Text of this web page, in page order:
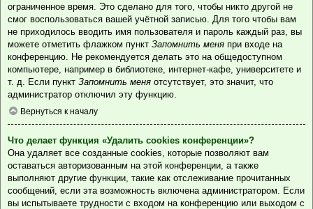
ограниченное время. Это сделано для того, чтобы никто другой не
смог воспользоваться вашей учётной записью. Для того чтобы вам
не приходилось вводить имя пользователя и пароль каждый раз, вы
можете отметить флажком пункт Запомнить меня при входе на
конференцию. Не рекомендуется делать это на общедоступном
компьютере, например в библиотеке, интернет-кафе, университете и
т. д. Если пункт Запомнить меня отсутствует, это значит, что
администратор отключил эту функцию.
Вернуться к началу
Что делает функция «Удалить cookies конференции»?
Она удаляет все созданные cookies, которые позволяют вам
оставаться авторизованным на этой конференции, а также
выполняют другие функции, такие как отслеживание прочитанных
сообщений, если эта возможность включена администратором. Если
вы испытываете трудности с входом на конференцию или выходом с